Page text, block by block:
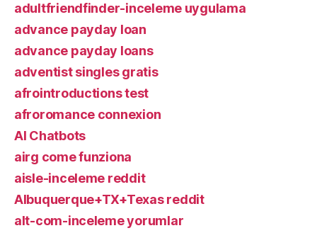
adultfriendfinder-inceleme uygulama
advance payday loan
advance payday loans
adventist singles gratis
afrointroductions test
afroromance connexion
AI Chatbots
airg come funziona
aisle-inceleme reddit
Albuquerque+TX+Texas reddit
alt-com-inceleme yorumlar